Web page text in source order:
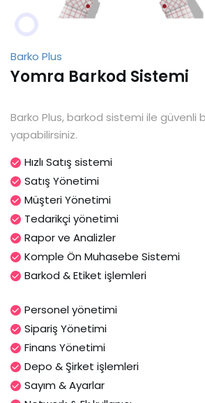
Barko Plus
Yomra Barkod Sistemi
Barko Plus, barkod sistemi ile güvenli
yapabilirsiniz.
Hızlı Satış sistemi
Satış Yönetimi
Müşteri Yönetimi
Tedarikçi yönetimi
Rapor ve Analizler
Komple Ön Muhasebe Sistemi
Barkod & Etiket işlemleri
Personel yönetimi
Sipariş Yönetimi
Finans Yönetimi
Depo & Şirket işlemleri
Sayım & Ayarlar